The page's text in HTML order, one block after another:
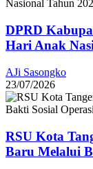
DPRD
Hari Anak
AJi Sasongko
23/07/2026
RSU Kota
Baru Melalui